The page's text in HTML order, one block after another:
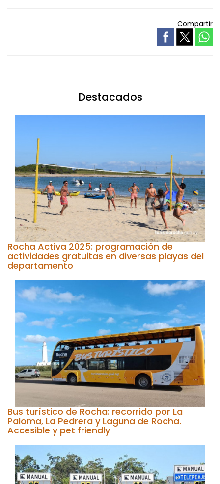
Compartir
Destacados
Rocha Activa 2025: programación de
actividades gratuitas en diversas playas del
departamento
Bus turístico de Rocha: recorrido por La
Paloma, La Pedrera y Laguna de Rocha.
Accesible y pet friendly